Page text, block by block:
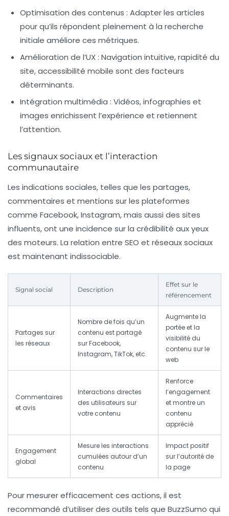
Optimisation des contenus : Adapter les articles
pour qu’ils répondent pleinement à la recherche
initiale améliore ces métriques.
Amélioration de l’UX : Navigation intuitive, rapidité du
site, accessibilité mobile sont des facteurs
déterminants.
Intégration multimédia : Vidéos, infographies et
images enrichissent l’expérience et retiennent
l’attention.
Les signaux sociaux et l’interaction
communautaire
Les indications sociales, telles que les partages,
commentaires et mentions sur les plateformes
comme Facebook, Instagram, mais aussi des sites
influents, ont une incidence sur la crédibilité aux yeux
des moteurs. La relation entre SEO et réseaux sociaux
est maintenant indissociable.
Signal social Description
Effet sur le
référencement
Partages sur
les réseaux
Nombre de fois qu’un
contenu est partagé
sur Facebook,
Instagram, TikTok, etc.
Augmente la
portée et la
visibilité du
contenu sur le
web
Commentaires
et avis
Interactions directes
des utilisateurs sur
votre contenu
Renforce
l’engagement
et montre un
contenu
apprécié
Engagement
global
Mesure les interactions
cumulées autour d’un
contenu
Impact positif
sur l’autorité de
la page
Pour mesurer efficacement ces actions, il est
recommandé d’utiliser des outils tels que BuzzSumo qui